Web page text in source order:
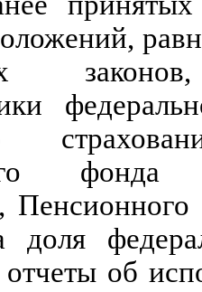
фонда
доля
об